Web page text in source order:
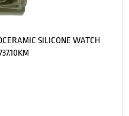
SILICONE WATCH
KM